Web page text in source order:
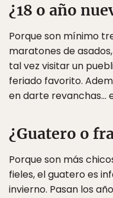
¿18 o año
Porque son mínimo
maratones de
tal vez visitar un
feriado favorito.
en darte revanchas…
¿Guatero o
Porque son más
fieles, el guatero es
invierno. Pasan los